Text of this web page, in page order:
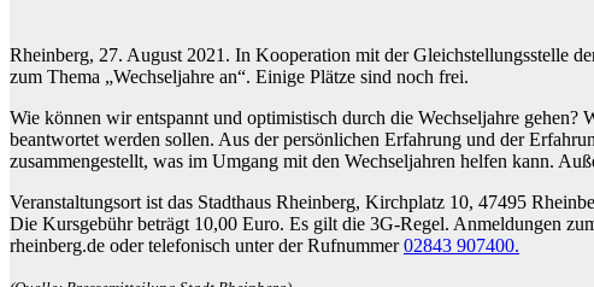
Rheinberg, 27. August 2021. In Kooperation mit der Gleichstellungsstelle
zum Thema „Wechseljahre an“. Einige Plätze sind noch frei.
Wie können wir entspannt und optimistisch durch die Wechseljahre
beantwortet werden sollen. Aus der persönlichen Erfahrung und der
zusammengestellt, was im Umgang mit den Wechseljahren helfen kann.
Veranstaltungsort ist das Stadthaus Rheinberg, Kirchplatz 10, 47495
Die Kursgebühr beträgt 10,00 Euro. Es gilt die 3G-Regel. Anmeldungen
rheinberg.de oder telefonisch unter der Rufnummer02843 907400.